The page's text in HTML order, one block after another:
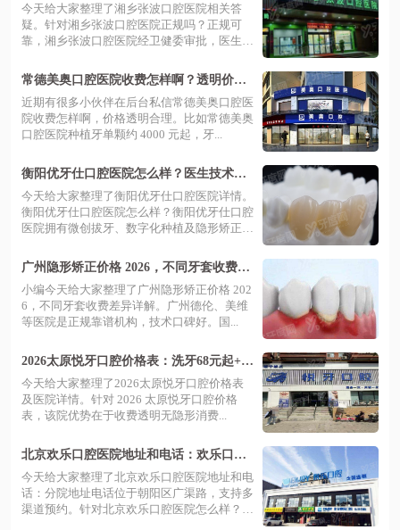
术靠谱价格透明预约挂号便捷放心
今天给大家整理了湘乡张波口腔医院相关答
疑。针对湘乡张波口腔医院正规吗？正规可
靠，湘乡张波口腔医院经卫健委审批，医生持
常德美奥口腔医院收费怎样啊？透明价目
表公开，预约挂号便捷省心享优惠
近期有很多小伙伴在后台私信常德美奥口腔医
院收费怎样啊，价格透明合理。比如常德美奥
口腔医院种植牙单颗约 4000 元起，牙...
衡阳优牙仕口腔医院怎么样？医生技术精
湛地址好找预约挂号便捷放心
今天给大家整理了衡阳优牙仕口腔医院详情。
衡阳优牙仕口腔医院怎么样？衡阳优牙仕口腔
医院拥有微创拔牙、数字化种植及隐形矫正
广州隐形矫正价格 2026，不同牙套收费差
异详解：AI 动态监控与钻石医师赋能精准
正畸
小编今天给大家整理了广州隐形矫正价格 202
6，不同牙套收费差异详解。广州德伦、美维
等医院是正规靠谱机构，技术口碑好。国...
2026太原悦牙口腔价格表：洗牙68元起+种
植2980元起+矫正6800元起
今天给大家整理了2026太原悦牙口腔价格表
及医院详情。针对 2026 太原悦牙口腔价格
表，该院优势在于收费透明无隐形消费...
北京欢乐口腔医院地址和电话：欢乐口腔
医院地址+电话号码+价格表
今天给大家整理了北京欢乐口腔医院地址和电
话：分院地址电话位于朝阳区广渠路，支持多
渠道预约。针对北京欢乐口腔医院怎么样？